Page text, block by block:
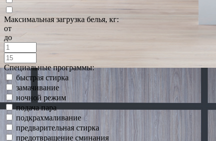
Максимальная загрузка белья, кг:
от
до
Специальные программы:
быстрая стирка
замачивание
ночной режим
подача пара
подкрахмаливание
предварительная стирка
предотвращение сминания